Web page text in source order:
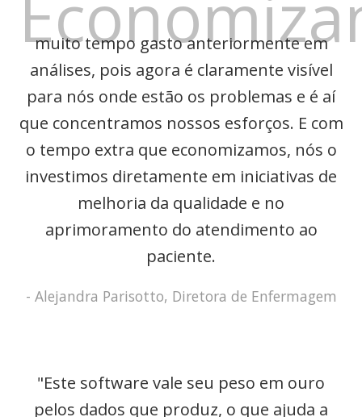
muito tempo gasto anteriormente em
análises, pois agora é claramente visível
para nós onde estão os problemas e é aí
que concentramos nossos esforços. E com
o tempo extra que economizamos, nós o
investimos diretamente em iniciativas de
melhoria da qualidade e no
aprimoramento do atendimento ao
paciente.
- Alejandra Parisotto, Diretora de Enfermagem
"Este software vale seu peso em ouro
pelos dados que produz, o que ajuda a